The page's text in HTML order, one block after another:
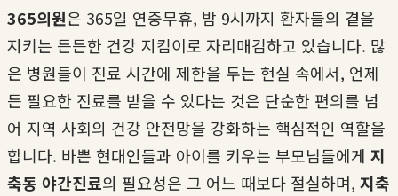
365의원은 365일 연중무휴, 밤 9시까지 환자들의 곁을
지키는 든든한 건강 지킴이로 자리매김하고 있습니다. 많
은 병원들이 진료 시간에 제한을 두는 현실 속에서, 언제
든 필요한 진료를 받을 수 있다는 것은 단순한 편의를 넘
어 지역 사회의 건강 안전망을 강화하는 핵심적인 역할을
합니다. 바쁜 현대인들과 아이를 키우는 부모님들에게 지
축동 야간진료의 필요성은 그 어느 때보다 절실하며, 지축